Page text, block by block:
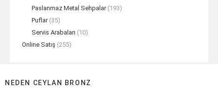
Paslanmaz Metal Sehpalar (193)
Puflar (35)
Servis Arabaları (10)
Online Satış (255)
NEDEN CEYLAN BRONZ